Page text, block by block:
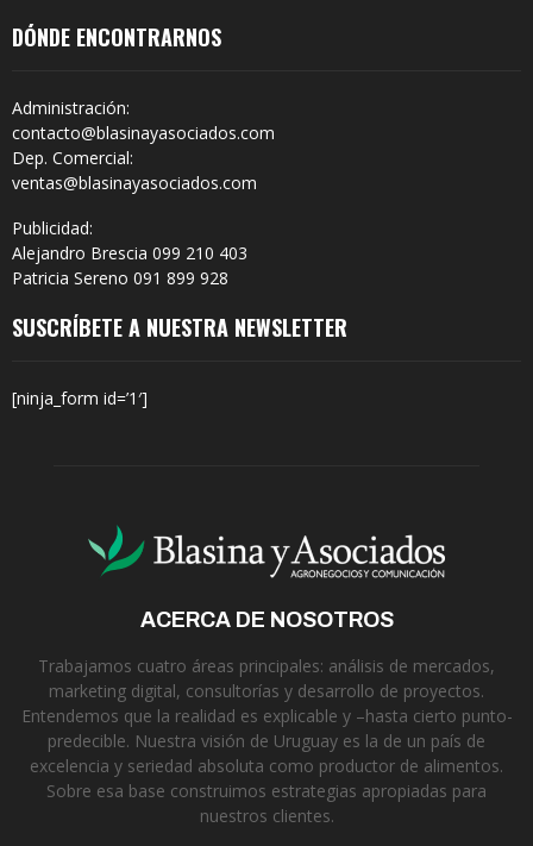
DÓNDE ENCONTRARNOS
Administración:
contacto@blasinayasociados.com
Dep. Comercial:
ventas@blasinayasociados.com
Publicidad:
Alejandro Brescia 099 210 403
Patricia Sereno 091 899 928
SUSCRÍBETE A NUESTRA NEWSLETTER
[ninja_form id=’1′]
ACERCA DE NOSOTROS
Trabajamos cuatro áreas principales: análisis de mercados,
marketing digital, consultorías y desarrollo de proyectos.
Entendemos que la realidad es explicable y –hasta cierto punto-
predecible. Nuestra visión de Uruguay es la de un país de
excelencia y seriedad absoluta como productor de alimentos.
Sobre esa base construimos estrategias apropiadas para
nuestros clientes.